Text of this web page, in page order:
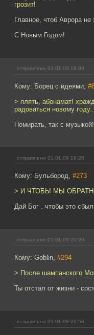
грозит!
Главное, чтоб Аврора не
С Новым Годом!
отправлено 01.01.09 19:09
Кому: Борец с идеями,
> плять, абонамат!
радоваться новому
Помирать, так с
отправлено 01.01.09 19:28
Кому: Бульбород, #273
> И ЧТОБЫ МЫ
Дай Бог . чтобы это
отправлено 01.01.09 20:20
Кому: Goblin, #294
> После шампанского
Ты отстал от жизни -
отправлено 01.01.09 20:56